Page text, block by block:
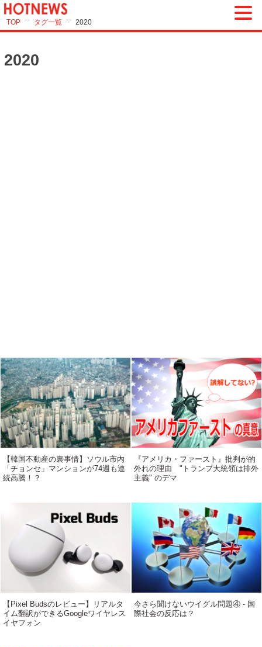
TOP >> タグ一覧 >> 2020
2020
【韓国不動産の裏事情】ソウル市内
「チョンセ」マンションが74週も連
続高騰！？
『アメリカ・ファースト』批判が的
外れの理由 "トランプ大統領は排外
主義" のデマ
【Pixel Budsのレビュー】リアルタ
イム翻訳ができるGoogleワイヤレス
イヤフォン
今さら聞けないウイグル問題④ - 国
際社会の反応は？